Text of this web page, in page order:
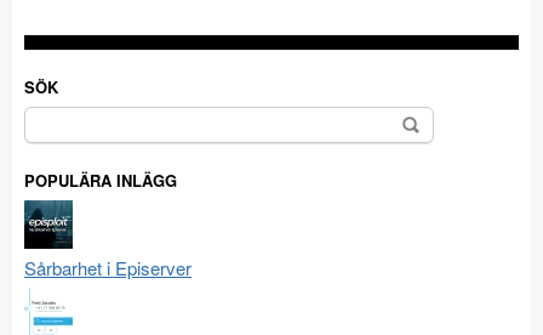
SÖK
Sök
efter:
POPULÄRA INLÄGG
Sårbarhet i Episerver